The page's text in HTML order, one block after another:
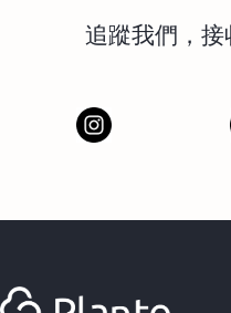
追蹤我們，接